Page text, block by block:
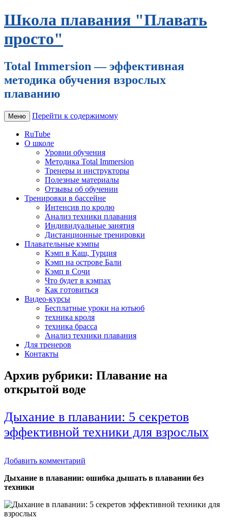
Школа плавания "Плавать
просто"
Total Immersion — эффективная
методика обучения взрослых
плаванию
Меню Перейти к содержимому
RuTube
О школе
Уровни обучения
Методика Total Immersion
Тренеры и инструкторы
Полезные материалы
Отзывы об обучении
Тренировки в бассейне
Интенсив по кролю
Анализ техники плавания
Индивидуальные занятия
Дистанционные тренировки
Плавательные кэмпы
Кэмп в Каш, Турция
Кэмп на острове Бали
Кэмп в Сочи
Что будет в кэмпах
Как готовиться
Видео-курсы
Бесплатные уроки на ютьюб
техника кроля
техника брасса
Анализ техники плавания
Для тренеров
Контакты
Архив рубрики: Плавание на
открытой воде
Дыхание в плавании: 5 секретов
эффективной техники для взрослых
Добавить комментарий
Дыхание в плавании: ошибка дышать в плавании без
техники